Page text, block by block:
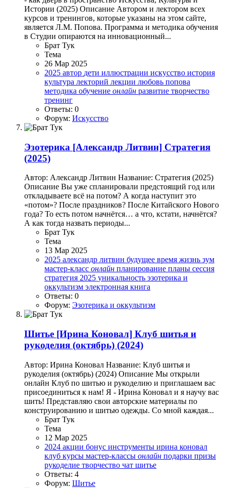
Истории (2025) Описание Автором и лектором всех
курсов и тренингов, которые указаны на этом сайте,
является Л.М. Попова. Программа и методика обучения
в Студии опираются на инновационный...
Брат Тук
Тема
26 Мар 2025
2025 автор дети иллюстрации искусство история
культура лекторий лекции любовь попова
методика обучение онлайн развитие творчество
тренинг
Ответы: 0
Форум: Искусство
Эзотерика [Александр Литвин] Стратегия
(2025)
Автор: Александр Литвин Название: Стратегия (2025)
Описание Вы уже спланировали предстоящий год или
откладываете всё на потом? А когда наступит это
«потом»? После праздников? После Китайского Нового
года? То есть потом начнётся… а что, кстати, начнётся?
А как тогда назвать периоды...
Брат Тук
Тема
13 Мар 2025
2025 александр литвин будущее время жизнь зум
мастер-класс онлайн планирование планы сессия
стратегия 2025 уникальность эзотерика и
оккультизм электронная книга
Ответы: 0
Форум: Эзотерика и оккультизм
Шитье [Ирина Коновал] Клуб шитья и
рукоделия (октябрь) (2024)
Автор: Ирина Коновал Название: Клуб шитья и
рукоделия (октябрь) (2024) Описание Мы открыли
онлайн Клуб по шитью и рукоделию и приглашаем вас
присоединиться к нам! Я - Ирина Коновал и я научу вас
шить! Представляю свои авторские материалы по
конструированию и шитью одежды. Со мной каждая...
Брат Тук
Тема
12 Мар 2025
2024 акции бонус инструменты ирина коновал
клуб курсы мастер-классы онлайн подарки призы
рукоделие творчество чат шитье
Ответы: 4
Форум: Шитье